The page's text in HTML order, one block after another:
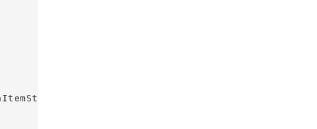
target: self, action: